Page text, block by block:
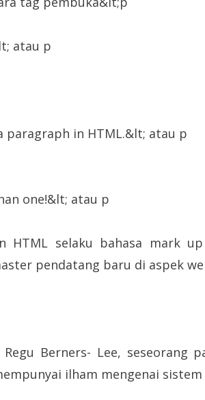
atau p
paragraph in HTML.&lt; atau p
one!&lt; atau p
HTML selaku bahasa mark
pendatang baru di aspek
Berners- Lee, seseorang
ilham mengenai